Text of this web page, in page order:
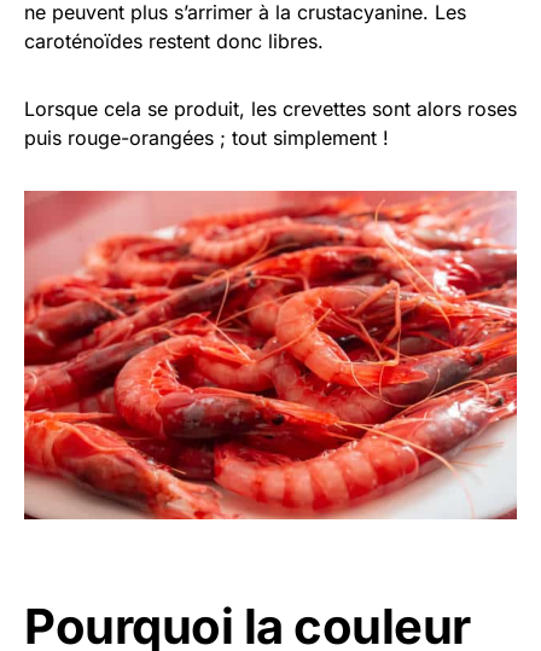
ne peuvent plus s’arrimer à la crustacyanine. Les
caroténoïdes restent donc libres.
Lorsque cela se produit, les crevettes sont alors roses
puis rouge-orangées ; tout simplement !
Pourquoi la couleur